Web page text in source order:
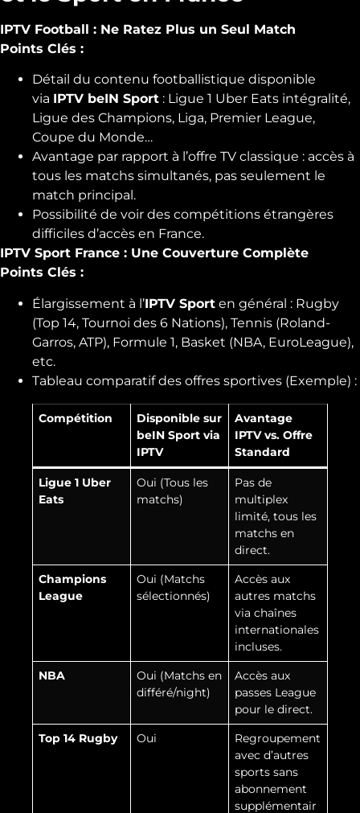
IPTV Football : Ne Ratez Plus un Seul Match
Points Clés :
Détail du contenu footballistique disponible
via IPTV beIN Sport : Ligue 1 Uber Eats intégralité,
Ligue des Champions, Liga, Premier League,
Coupe du Monde…
Avantage par rapport à l’offre TV classique : accès à
tous les matchs simultanés, pas seulement le
match principal.
Possibilité de voir des compétitions étrangères
difficiles d’accès en France.
IPTV Sport France : Une Couverture Complète
Points Clés :
Élargissement à l’IPTV Sport en général : Rugby
(Top 14, Tournoi des 6 Nations), Tennis (Roland-
Garros, ATP), Formule 1, Basket (NBA, EuroLeague),
etc.
Tableau comparatif des offres sportives (Exemple) :
Compétition
Disponible sur
beIN Sport via
IPTV
Avantage
IPTV vs. Offre
Standard
Ligue 1 Uber
Eats
Oui (Tous les
matchs)
Pas de
multiplex
limité, tous les
matchs en
direct.
Champions
League
Oui (Matchs
sélectionnés)
Accès aux
autres matchs
via chaînes
internationales
incluses.
NBA
Oui (Matchs en
différé/night)
Accès aux
passes League
pour le direct.
Top 14 Rugby
Oui
Regroupement
avec d’autres
sports sans
abonnement
supplémentair